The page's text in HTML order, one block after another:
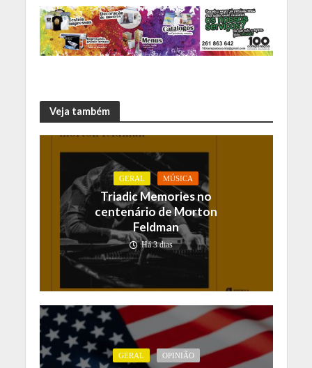
Veja também
GERAL MÚSICA
Triadic Memories no
centenário de Morton
Feldman
Há 3 dias
GERAL OPINIÃO